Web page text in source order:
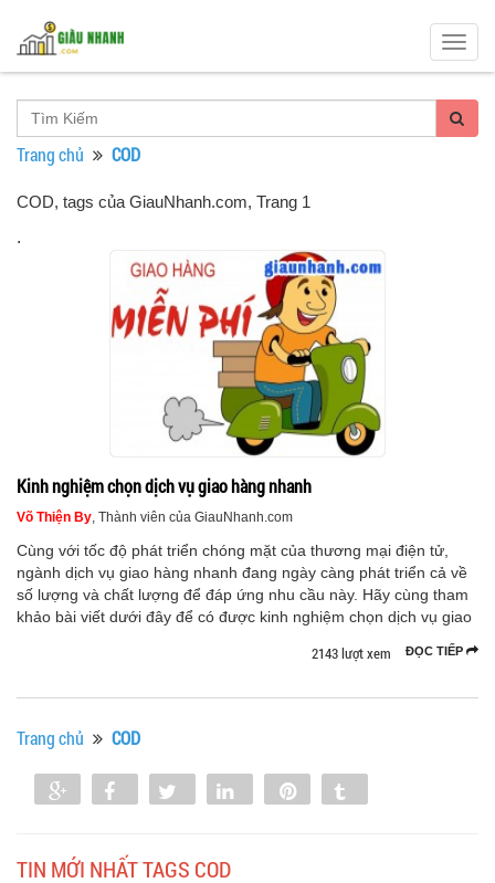
Trang chủ COD
COD, tags của GiauNhanh.com, Trang 1
.
Kinh nghiệm chọn dịch vụ giao hàng nhanh
Võ Thiện By, Thành viên của GiauNhanh.com
Cùng với tốc độ phát triển chóng mặt của thương mại điện tử,
ngành dịch vụ giao hàng nhanh đang ngày càng phát triển cả về
số lượng và chất lượng để đáp ứng nhu cầu này. Hãy cùng tham
khảo bài viết dưới đây để có được kinh nghiệm chọn dịch vụ giao
ĐỌC TIẾP
2143 lượt xem
Trang chủ COD
Share Share Tweet Share
TIN MỚI NHẤT TAGS COD